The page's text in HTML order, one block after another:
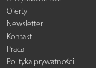
Oferty
Newsletter
Kontakt
Praca
Polityka prywatności